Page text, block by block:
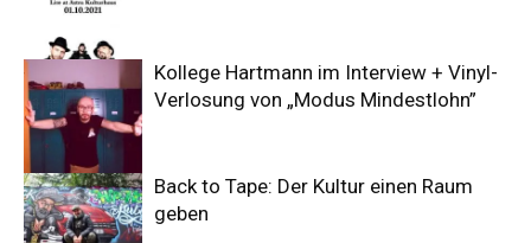
Kollege Hartmann im Interview + Vinyl-
Verlosung von „Modus Mindestlohn”
Back to Tape: Der Kultur einen Raum
geben